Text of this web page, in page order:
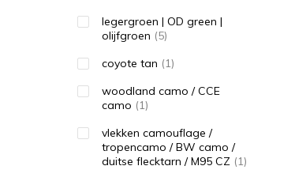
legergroen | OD green |
olijfgroen (5)
coyote tan (1)
woodland camo / CCE
camo (1)
vlekken camouflage /
tropencamo / BW camo /
duitse flecktarn / M95 CZ (1)